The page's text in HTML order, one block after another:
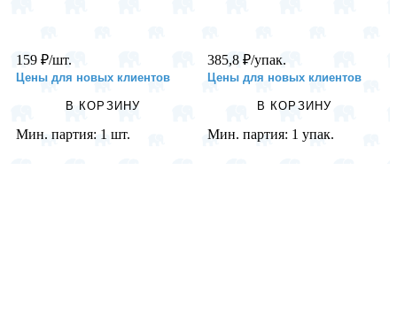
159 ₽/шт.
Цены для новых клиентов
В КОРЗИНУ
Мин. партия: 1 шт.
385,8 ₽/упак.
Цены для новых клиентов
В КОРЗИНУ
Мин. партия: 1 упак.